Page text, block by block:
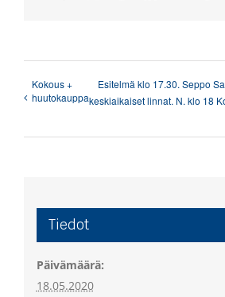
Kokous +
huutokauppa
Esitelmä klo 17.30. Seppo
keskiaikaiset linnat. N. klo 18
Tiedot
Päivämäärä:
18.05.2020